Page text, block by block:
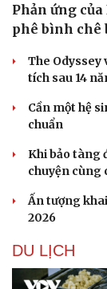
Làm đẹp - giảm
Phòng mạch
Phản ứng
phê bình chê
The Odyssey
tích sau 14
Cần một hệ
chuẩn
Khi bảo tàng
chuyện cùng
Ấn tượng
2026
DU LỊCH